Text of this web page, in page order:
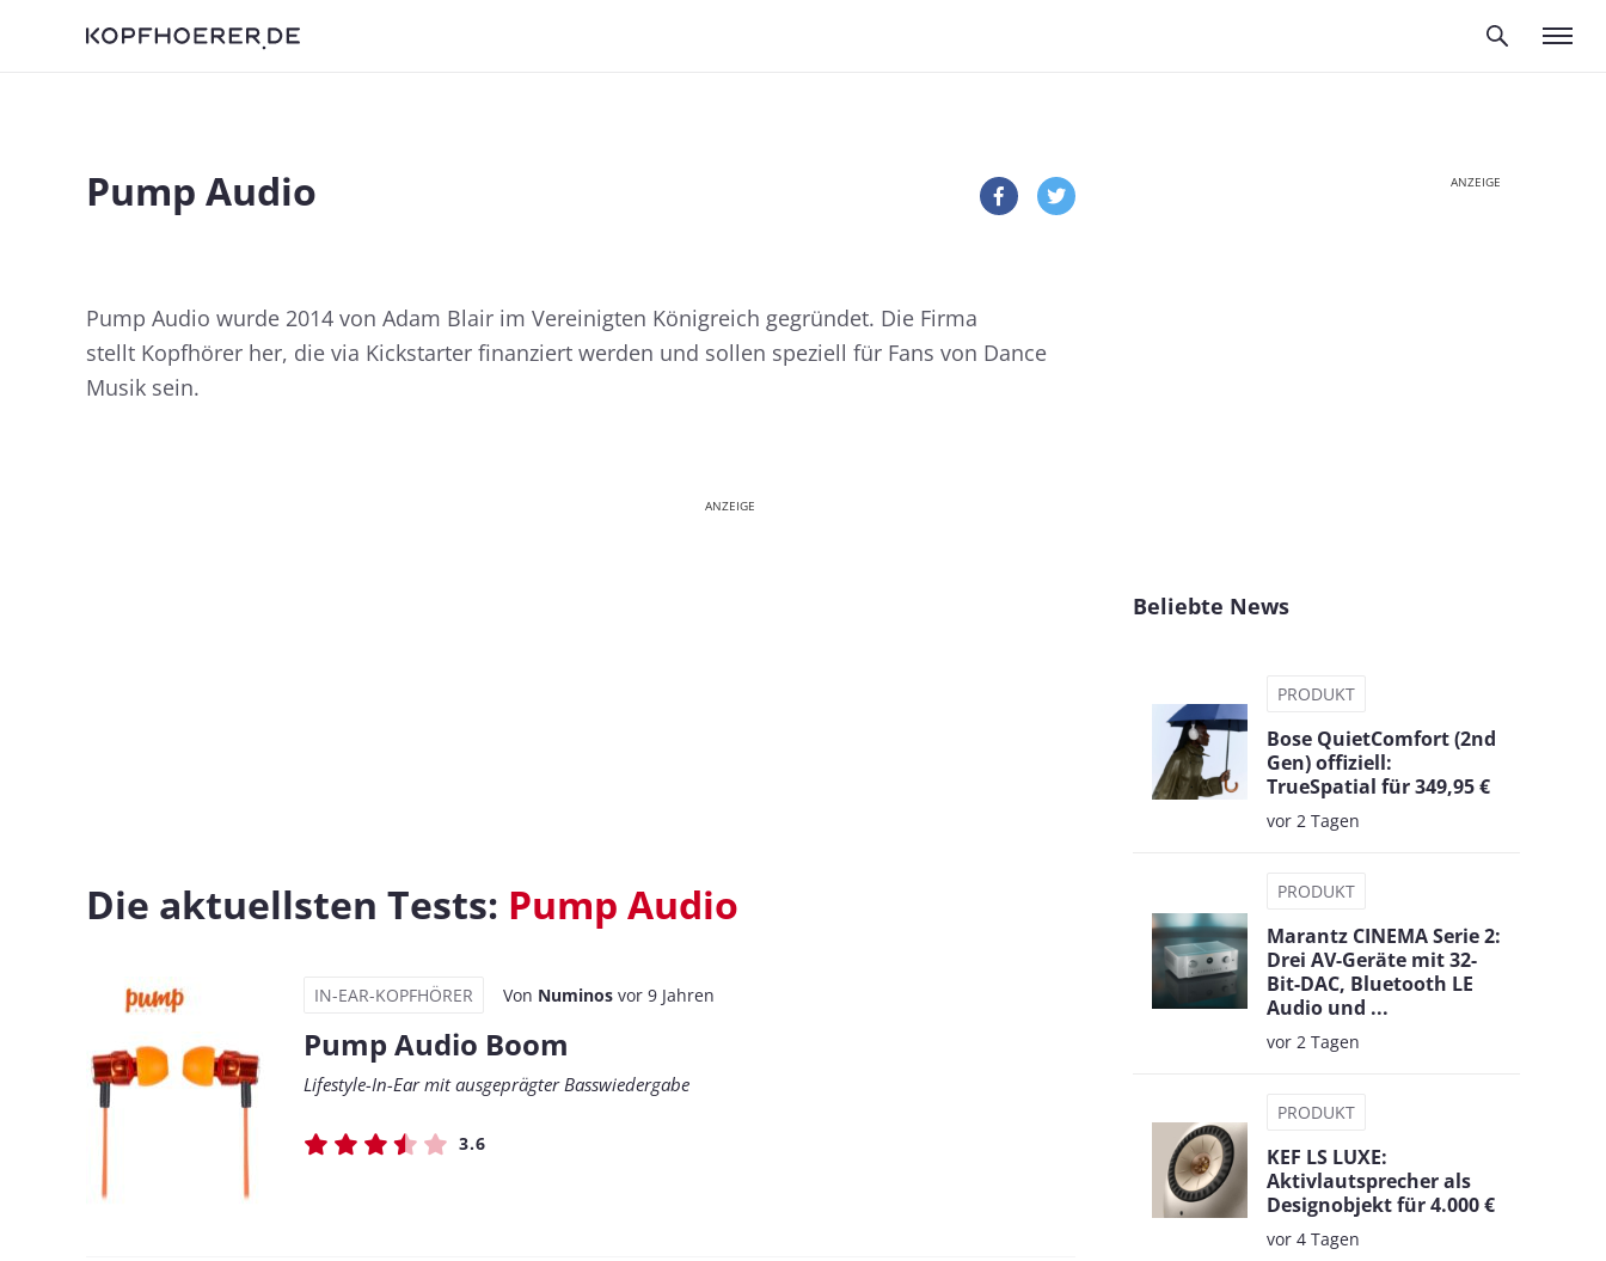
Pump Audio
Pump Audio wurde 2014 von Adam Blair im Vereinigten Königreich gegründet. Die Firma
stellt Kopfhörer her, die via Kickstarter finanziert werden und sollen speziell für Fans von Dance
Musik sein.
ANZEIGE
Die aktuellsten Tests: Pump Audio
IN-EAR-KOPFHÖRER Von Numinos vor 9 Jahren
Pump Audio Boom
Lifestyle-In-Ear mit ausgeprägter Basswiedergabe
3.6
ANZEIGE
Beliebte News
PRODUKT
Bose QuietComfort (2nd
Gen) offiziell:
TrueSpatial für 349,95 €
vor 2 Tagen
PRODUKT
Marantz CINEMA Serie 2:
Drei AV-Geräte mit 32-
Bit-DAC, Bluetooth LE
Audio und ...
vor 2 Tagen
PRODUKT
KEF LS LUXE:
Aktivlautsprecher als
Designobjekt für 4.000 €
vor 4 Tagen